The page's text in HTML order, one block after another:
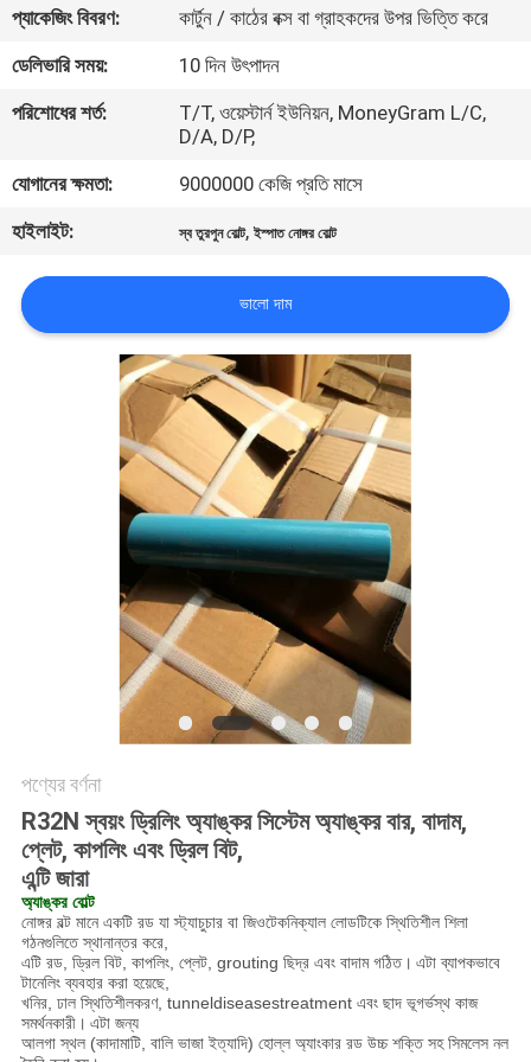
নিয়ন্ত্রণ
যোগাযোগ
উদ্ধৃতির
আবেদন
PRIVACY
প্যাকেজিং বিবরণ:
কার্টুন / কাঠের বক্স বা গ্রাহকদের উপর ভিত্তি করে
ডেলিভারি সময়:
10 দিন উৎপাদন
পরিশোধের শর্ত:
T/T, ওয়েস্টার্ন ইউনিয়ন, MoneyGram L/C,
D/A, D/P,
যোগানের ক্ষমতা:
9000000 কেজি প্রতি মাসে
হাইলাইট:
স্ব তুরপুন বোল্ট,ইস্পাত নোঙ্গর বোল্ট
ভালো দাম
পণ্যের বর্ণনা
R32N স্বয়ং ড্রিলিং অ্যাঙ্কর সিস্টেম অ্যাঙ্কর বার, বাদাম,
প্লেট, কাপলিং এবং ড্রিল বিট,
এন্টি জারা
অ্যাঙ্কর বোল্ট
নোঙ্গর বল্ট মানে একটি রড যা স্ট্যাচুচার বা জিওটেকনিক্যাল লোডটিকে স্থিতিশীল শিলা
গঠনগুলিতে স্থানান্তর করে,
এটি রড, ড্রিল বিট, কাপলিং, প্লেট, grouting ছিদ্র এবং বাদাম গঠিত। এটা ব্যাপকভাবে
টানেলিং ব্যবহার করা হয়েছে,
খনির, ঢাল স্থিতিশীলকরণ, tunneldiseasestreatment এবং ছাদ ভূগর্ভস্থ কাজ
সমর্থনকারী। এটা জন্য
আলগা স্থল (কাদামাটি, বালি ভাজা ইত্যাদি) হোল্ল অ্যাংকার রড উচ্চ শক্তি সহ সিমলেস নল